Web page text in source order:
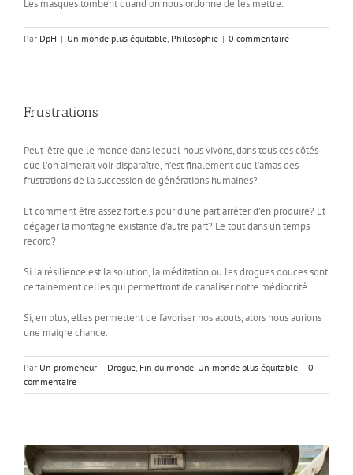
Les masques tombent quand on nous ordonne de les mettre.
Par DpH | Un monde plus équitable, Philosophie | 0 commentaire
Frustrations
Peut-être que le monde dans lequel nous vivons, dans tous ces côtés
que l’on aimerait voir disparaître, n’est finalement que l’amas des
frustrations de la succession de générations humaines?
Et comment être assez fort.e.s pour d’une part arrêter d’en produire? Et
dégager la montagne existante d’autre part? Le tout dans un temps
record?
Si la résilience est la solution, la méditation ou les drogues douces sont
certainement celles qui permettront de canaliser notre médiocrité.
Si, en plus, elles permettent de favoriser nos atouts, alors nous aurions
une maigre chance.
Par Un promeneur | Drogue, Fin du monde, Un monde plus équitable | 0
commentaire